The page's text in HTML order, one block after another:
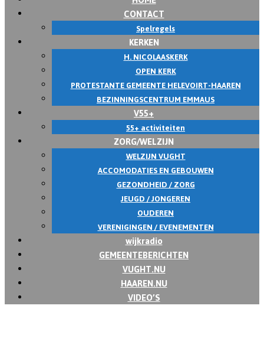
CONTACT
Spelregels
KERKEN
H. NICOLAASKERK
OPEN KERK
PROTESTANTE GEMEENTE HELEVOIRT-HAAREN
BEZINNINGSCENTRUM EMMAUS
V55+
55+ activiteiten
ZORG/WELZIJN
WELZIJN VUGHT
ACCOMODATIES EN GEBOUWEN
GEZONDHEID / ZORG
JEUGD / JONGEREN
OUDEREN
VERENIGINGEN / EVENEMENTEN
wijkradio
GEMEENTEBERICHTEN
VUGHT.NU
HAAREN.NU
VIDEO’S